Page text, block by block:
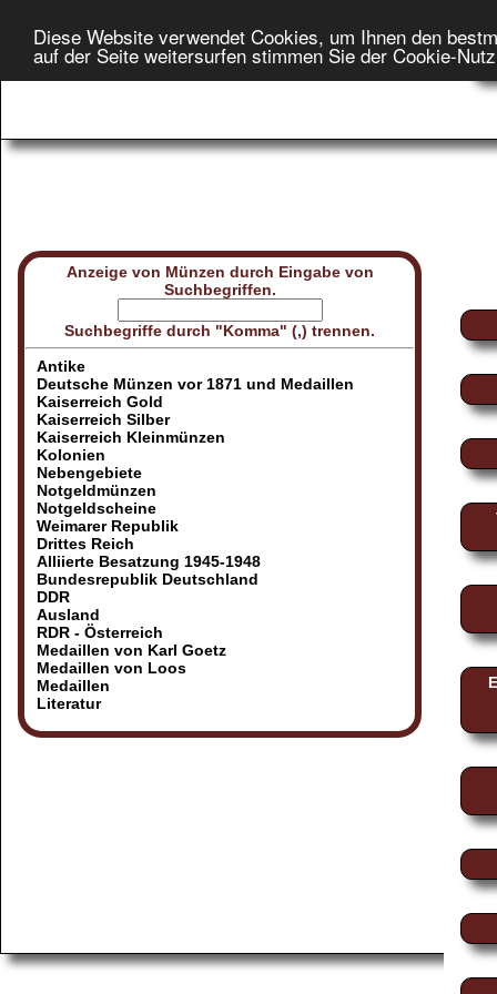
Diese Website verwendet Cookies, um Ihnen den
auf der Seite weitersurfen stimmen Sie der Cookie-
Anzeige von Münzen durch Eingabe von
Suchbegriffen.
Suchbegriffe durch "Komma" (,) trennen.
Antike
Deutsche Münzen vor 1871 und Medaillen
Kaiserreich Gold
Kaiserreich Silber
Kaiserreich Kleinmünzen
Kolonien
Nebengebiete
Notgeldmünzen
Notgeldscheine
Weimarer Republik
Drittes Reich
Alliierte Besatzung 1945-1948
Bundesrepublik Deutschland
DDR
Ausland
RDR - Österreich
Medaillen von Karl Goetz
Medaillen von Loos
Medaillen
Literatur